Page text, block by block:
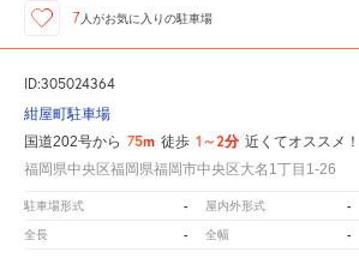
7 人がお気に入りの駐車場
ID:305024364
紺屋町駐車場
国道202号から 75m 徒歩 1～2分 近くてオススメ！
福岡県中央区福岡県福岡市中央区大名1丁目1-26
駐車場形式 - 屋内外形式 -
全長 - 全幅 -